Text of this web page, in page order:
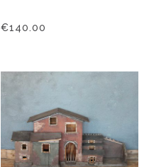
€140.00